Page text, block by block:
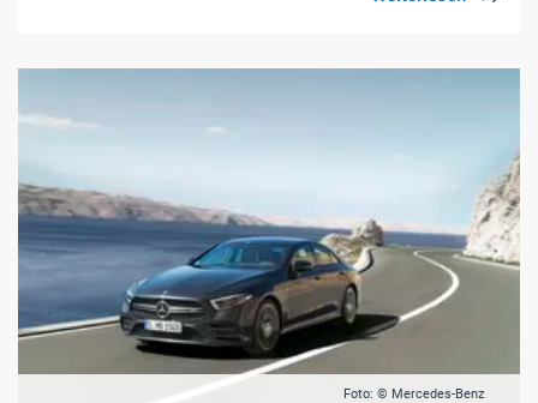
Foto: © Mercedes-Benz